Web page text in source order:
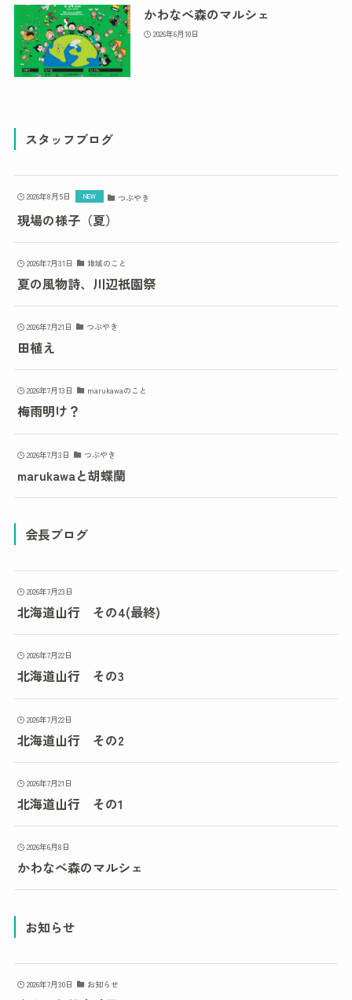
かわなべ森のマルシェ
2026年6月10日
スタッフブログ
2026年8月5日 つぶやき
現場の様子（夏）
2026年7月31日 地域のこと
夏の風物詩、川辺祇園祭
2026年7月21日 つぶやき
田植え
2026年7月13日 marukawaのこと
梅雨明け？
2026年7月3日 つぶやき
marukawaと胡蝶蘭
会長ブログ
2026年7月23日
北海道山行 その4(最終)
2026年7月22日
北海道山行 その3
2026年7月22日
北海道山行 その2
2026年7月21日
北海道山行 その1
2026年6月8日
かわなべ森のマルシェ
お知らせ
2026年7月30日 お知らせ